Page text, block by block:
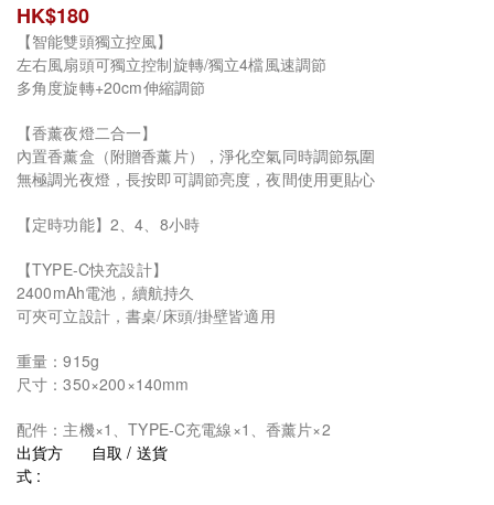
HK$180
【智能雙頭獨立控風】
左右風扇頭可獨立控制旋轉/獨立4檔風速調節
多角度旋轉+20cm伸縮調節
【香薰夜燈二合一】
內置香薰盒（附贈香薰片），淨化空氣同時調節氛圍
無極調光夜燈，長按即可調節亮度，夜間使用更貼心
【定時功能】2、4、8小時
【TYPE-C快充設計】
2400mAh電池，續航持久
可夾可立設計，書桌/床頭/掛壁皆適用
重量：915g
尺寸：350×200×140mm
配件：主機×1、TYPE-C充電線×1、香薰片×2
出貨方
式 :
自取 / 送貨